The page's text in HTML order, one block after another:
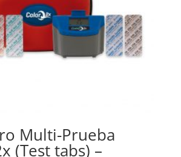
Multi-Prueba
(Test tabs) –